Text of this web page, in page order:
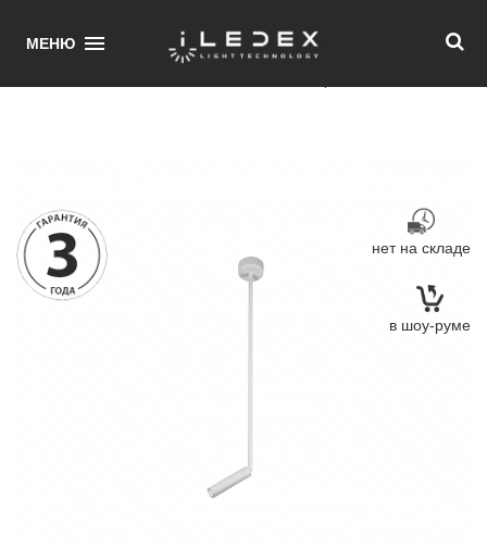
МЕНЮ
нет на складе
в шоу-руме